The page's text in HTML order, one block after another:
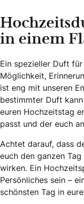
in einem
Ein spezieller Duft
Möglichkeit,
ist eng mit unseren
bestimmter Duft
euren Hochzeitstag
passt und der euch
Achtet darauf, dass
euch den ganzen
wirken. Ein
Persönliches sein –
schönsten Tag in